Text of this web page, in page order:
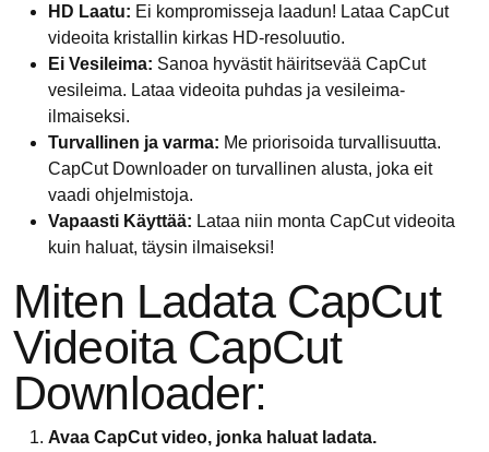
HD Laatu: Ei kompromisseja laadun! Lataa CapCut
videoita kristallin kirkas HD-resoluutio.
Ei Vesileima: Sanoa hyvästit häiritsevää CapCut
vesileima. Lataa videoita puhdas ja vesileima-
ilmaiseksi.
Turvallinen ja varma: Me priorisoida turvallisuutta.
CapCut Downloader on turvallinen alusta, joka eit
vaadi ohjelmistoja.
Vapaasti Käyttää: Lataa niin monta CapCut videoita
kuin haluat, täysin ilmaiseksi!
Miten Ladata CapCut
Videoita CapCut
Downloader:
Avaa CapCut video, jonka haluat ladata.